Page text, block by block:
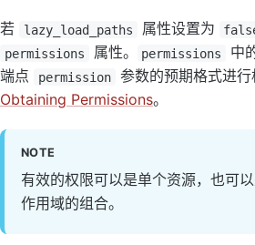
若 lazy_load_paths 属性设置为
permissions 属性。 permissions
中
端点
permission
参数的预期格式进
Obtaining Permissions。
NOTE
有效的权限可以是单个资源，也可
作用域的组合。